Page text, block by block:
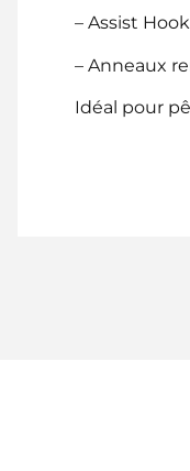
– Assist
– Anneaux
Idéal pour